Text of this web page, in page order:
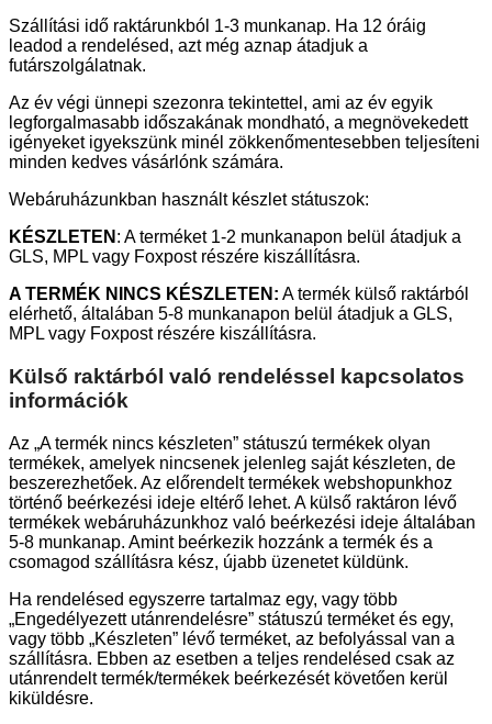
Szállítási idő raktárunkból 1-3 munkanap. Ha 12 óráig
leadod a rendelésed, azt még aznap átadjuk a
futárszolgálatnak.
Az év végi ünnepi szezonra tekintettel, ami az év egyik
legforgalmasabb időszakának mondható, a megnövekedett
igényeket igyekszünk minél zökkenőmentesebben teljesíteni
minden kedves vásárlónk számára.
Webáruházunkban használt készlet státuszok:
KÉSZLETEN : A terméket 1-2 munkanapon belül átadjuk a
GLS, MPL vagy Foxpost részére kiszállításra.
A TERMÉK NINCS KÉSZLETEN: A termék külső raktárból
elérhető, általában 5-8 munkanapon belül átadjuk a GLS,
MPL vagy Foxpost részére kiszállításra.
Külső raktárból való rendeléssel kapcsolatos
információk
Az „A termék nincs készleten” státuszú termékek olyan
termékek, amelyek nincsenek jelenleg saját készleten, de
beszerezhetőek. Az előrendelt termékek webshopunkhoz
történő beérkezési ideje eltérő lehet. A külső raktáron lévő
termékek webáruházunkhoz való beérkezési ideje általában
5-8 munkanap. Amint beérkezik hozzánk a termék és a
csomagod szállításra kész, újabb üzenetet küldünk.
Ha rendelésed egyszerre tartalmaz egy, vagy több
„Engedélyezett utánrendelésre” státuszú terméket és egy,
vagy több „Készleten” lévő terméket, az befolyással van a
szállításra. Ebben az esetben a teljes rendelésed csak az
utánrendelt termék/termékek beérkezését követően kerül
kiküldésre.